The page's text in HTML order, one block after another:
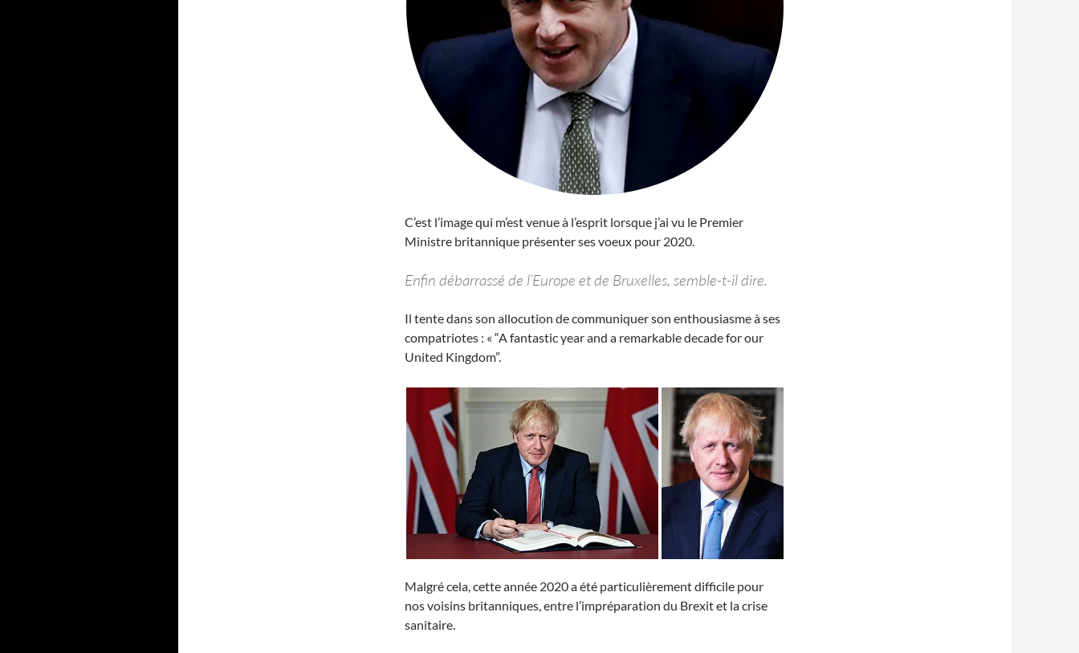
C’est l’image qui m’est venue à l’esprit lorsque j’ai vu le Premier
Ministre britannique présenter ses voeux pour 2020.
Enfin débarrassé de l’Europe et de Bruxelles, semble-t-il dire.
Il tente dans son allocution de communiquer son enthousiasme à ses
compatriotes : « “A fantastic year and a remarkable decade for our
United Kingdom”.
Malgré cela, cette année 2020 a été particulièrement difficile pour
nos voisins britanniques, entre l’impréparation du Brexit et la crise
sanitaire.